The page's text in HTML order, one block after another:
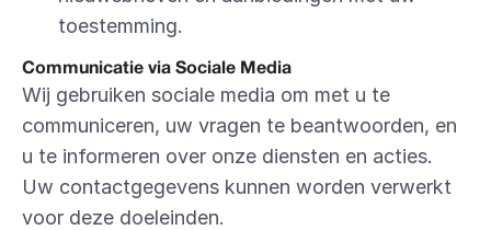
toestemming.
Communicatie via Sociale Media
Wij gebruiken sociale media om met u te
communiceren, uw vragen te beantwoorden, en
u te informeren over onze diensten en acties.
Uw contactgegevens kunnen worden verwerkt
voor deze doeleinden.